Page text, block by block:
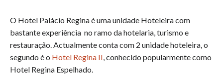
O Hotel Palácio Regina é uma unidade Hoteleira com
bastante experiência no ramo da hotelaria, turismo e
restauração. Actualmente conta com 2 unidade hoteleira, o
segundo é o Hotel Regina II , conhecido popularmente como
Hotel Regina Espelhado.